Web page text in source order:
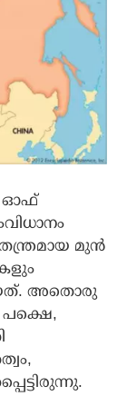
ഓഫ്
മുന്‍
അതൊരു